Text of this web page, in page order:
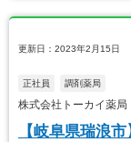
更新日：2023年2月15日
正社員 調剤薬局
株式会社トーカイ薬
【岐阜県瑞浪